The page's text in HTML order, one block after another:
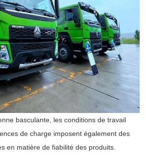
basculante, les conditions de travail
de charge imposent également des
en matière de fiabilité des produits.